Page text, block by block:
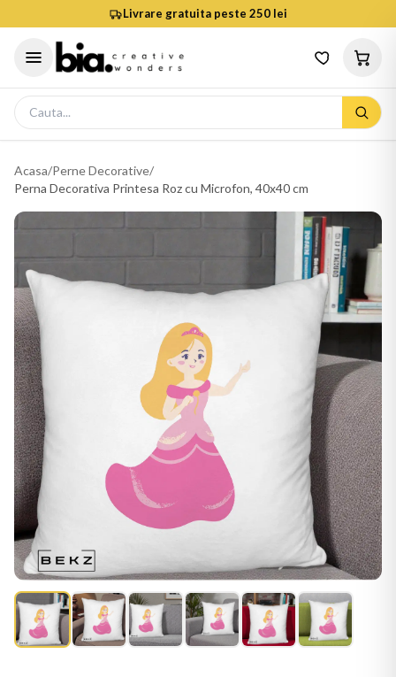
Livrare gratuita peste 250 lei
Acasa/Perne Decorative/
Perna Decorativa Printesa Roz cu Microfon, 40x40 cm